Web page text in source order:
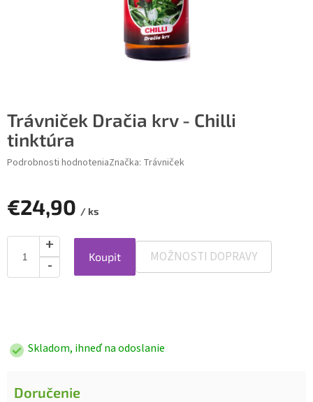
Trávniček Dračia krv - Chilli
tinktúra
Podrobnosti hodnoteniaZnačka: Trávniček
€24,90 / ks
Koupit MOŽNOSTI DOPRAVY
Skladom, ihneď na odoslanie
Doručenie